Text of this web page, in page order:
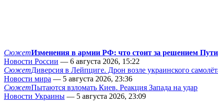
СюжетИзменения в армии РФ: что стоит за решением
Новости России — 6 августа 2026, 15:22
СюжетДиверсия в Лейпциге. Дрон возле украинского
Новости мира — 5 августа 2026, 23:36
СюжетПытаются взломать Киев. Реакция Запада на удар
Новости Украины — 5 августа 2026, 23:09